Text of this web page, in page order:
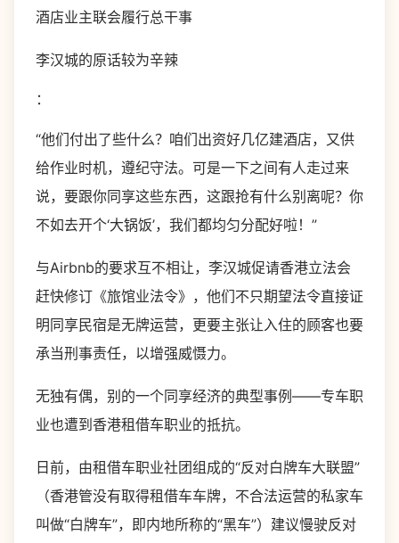
酒店业主联会履行总干事
李汉城的原话较为辛辣
：
“他们付出了些什么？咱们出资好几亿建酒店，又供
给作业时机，遵纪守法。可是一下之间有人走过来
说，要跟你同享这些东西，这跟抢有什么别离呢？你
不如去开个‘大锅饭’，我们都均匀分配好啦！”
与Airbnb的要求互不相让，李汉城促请香港立法会
赶快修订《旅馆业法令》，他们不只期望法令直接证
明同享民宿是无牌运营，更要主张让入住的顾客也要
承当刑事责任，以增强威慑力。
无独有偶，别的一个同享经济的典型事例——专车职
业也遭到香港租借车职业的抵抗。
日前，由租借车职业社团组成的“反对白牌车大联盟”
（香港管没有取得租借车车牌，不合法运营的私家车
叫做“白牌车”，即内地所称的“黑车”）建议慢驶反对